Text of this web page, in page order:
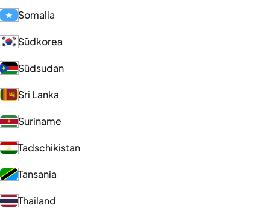
Somalia
Südkorea
Südsudan
Sri Lanka
Suriname
Tadschikistan
Tansania
Thailand